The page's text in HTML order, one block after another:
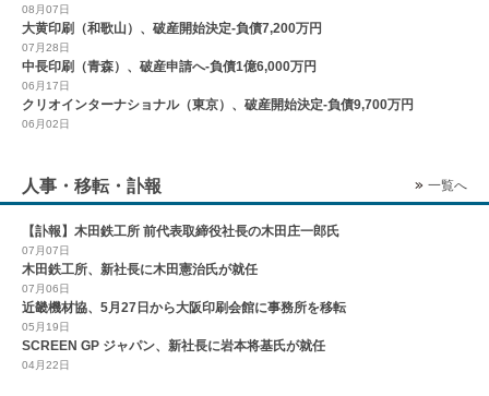
08月07日
大黄印刷（和歌山）、破産開始決定-負債7,200万円
07月28日
中長印刷（青森）、破産申請へ-負債1億6,000万円
06月17日
クリオインターナショナル（東京）、破産開始決定-負債9,700万円
06月02日
人事・移転・訃報 一覧へ
【訃報】木田鉄工所 前代表取締役社長の木田庄一郎氏
07月07日
木田鉄工所、新社長に木田憲治氏が就任
07月06日
近畿機材協、5月27日から大阪印刷会館に事務所を移転
05月19日
SCREEN GP ジャパン、新社長に岩本将基氏が就任
04月22日